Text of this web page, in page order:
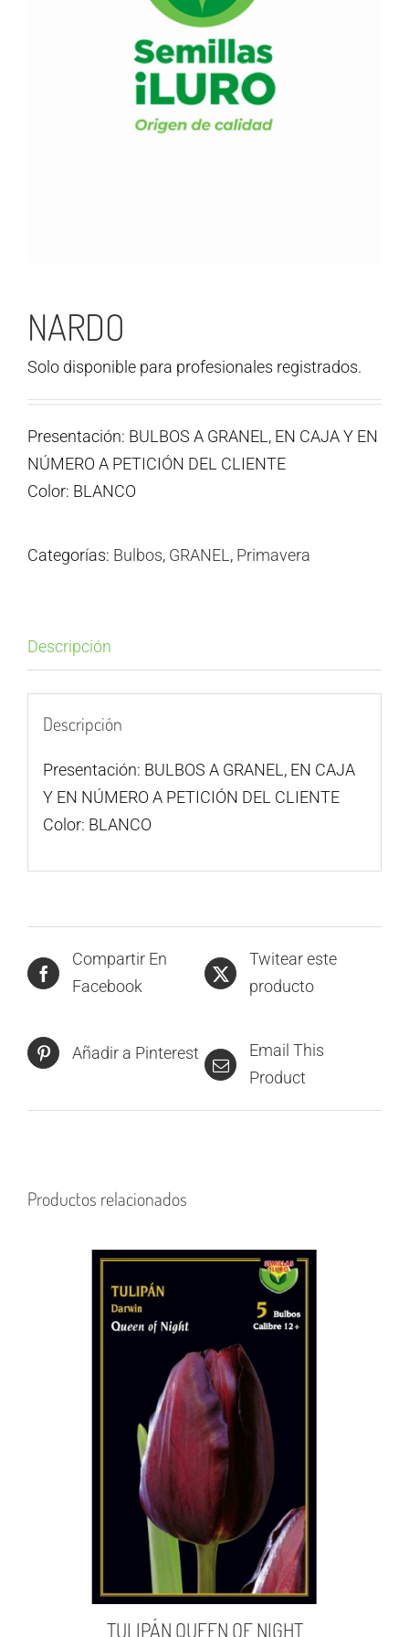
NARDO
Solo disponible para profesionales registrados.
Presentación: BULBOS A GRANEL, EN CAJA Y EN
NÚMERO A PETICIÓN DEL CLIENTE
Color: BLANCO
Categorías: Bulbos, GRANEL, Primavera
Descripción
Descripción
Presentación: BULBOS A GRANEL, EN CAJA
Y EN NÚMERO A PETICIÓN DEL CLIENTE
Color: BLANCO
Compartir En
Facebook
Twitear este
producto
Añadir a Pinterest
Email This
Product
Productos relacionados
TULIPÁN QUEEN OF NIGHT